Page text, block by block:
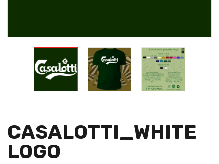
CASALOTTI_WHITE
LOGO